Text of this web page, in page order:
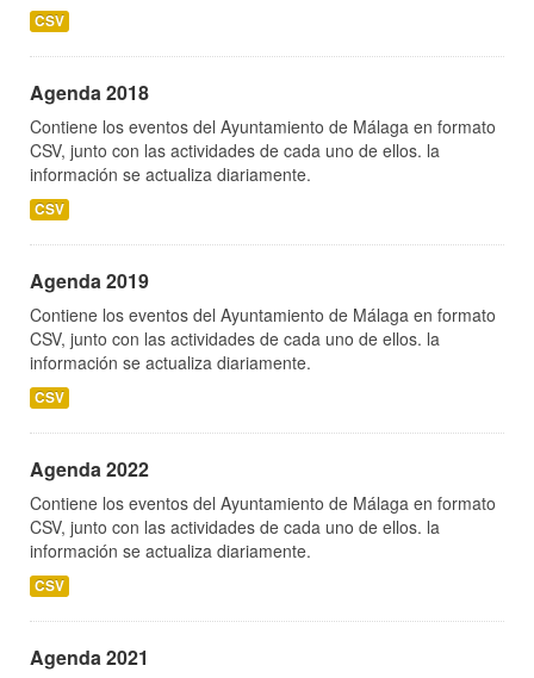
CSV
Agenda 2018
Contiene los eventos del Ayuntamiento de Málaga en formato
CSV, junto con las actividades de cada uno de ellos. la
información se actualiza diariamente.
CSV
Agenda 2019
Contiene los eventos del Ayuntamiento de Málaga en formato
CSV, junto con las actividades de cada uno de ellos. la
información se actualiza diariamente.
CSV
Agenda 2022
Contiene los eventos del Ayuntamiento de Málaga en formato
CSV, junto con las actividades de cada uno de ellos. la
información se actualiza diariamente.
CSV
Agenda 2021